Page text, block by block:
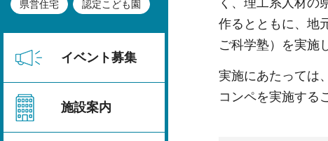
県営住宅 認定こども園
イベント募集
施設案内
作るとともに、地
ご科学塾）を実施
実施にあたっては
コンペを実施する